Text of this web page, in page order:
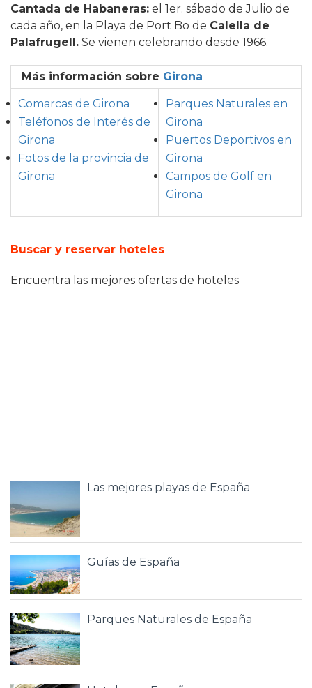
Cantada de Habaneras: el 1er. sábado de Julio de
cada año, en la Playa de Port Bo de Calella de
Palafrugell. Se vienen celebrando desde 1966.
Más información sobre Girona
Comarcas de Girona
Teléfonos de Interés de
Girona
Fotos de la provincia de
Girona
Parques Naturales en
Girona
Puertos Deportivos en
Girona
Campos de Golf en
Girona
Buscar y reservar hoteles
Encuentra las mejores ofertas de hoteles
Las mejores playas de España
Guías de España
Parques Naturales de España